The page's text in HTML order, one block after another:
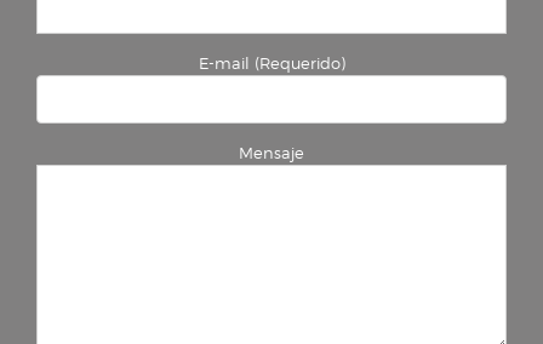
E-mail (Requerido)
Mensaje